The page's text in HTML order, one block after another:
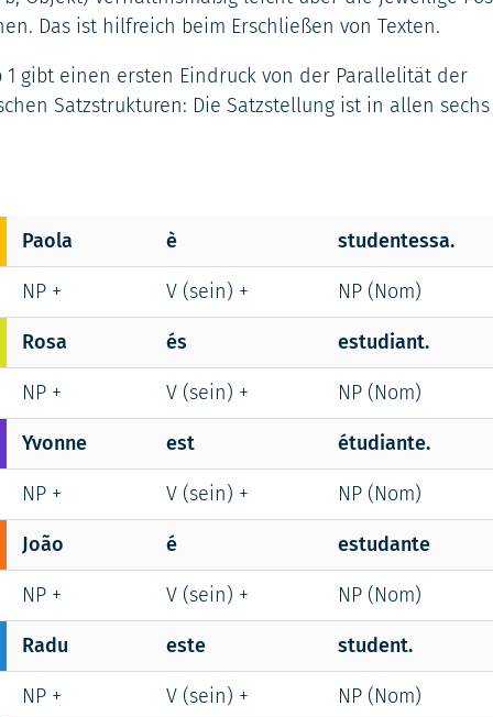
Das ist hilfreich beim Erschließen von Texten.
1 gibt einen ersten Eindruck von der Parallelität der
Satzstrukturen: Die Satzstellung ist in allen
Paola è studentessa.
NP + V (sein) + NP (Nom)
Rosa és estudiant.
NP + V (sein) + NP (Nom)
Yvonne est étudiante.
NP + V (sein) + NP (Nom)
João é estudante
NP + V (sein) + NP (Nom)
Radu este student.
NP + V (sein) + NP (Nom)